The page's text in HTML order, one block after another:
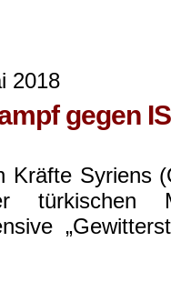
2018
gegen
Kräfte Syriens
türkischen